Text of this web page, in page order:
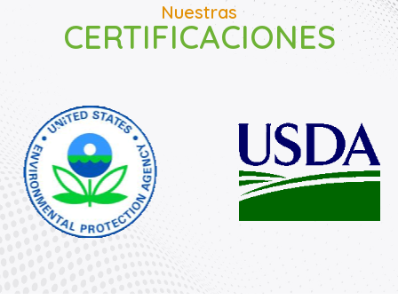
Nuestras
CERTIFICACIONES